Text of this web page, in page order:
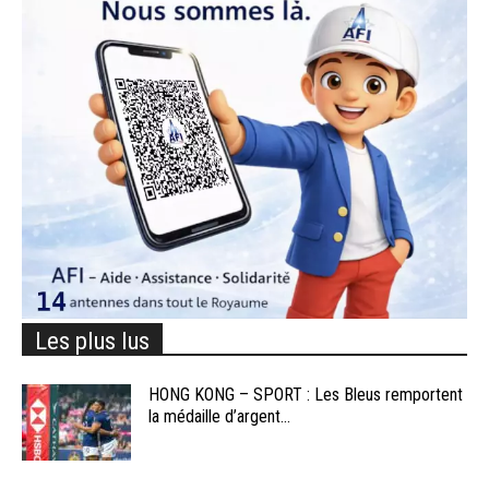
Les plus lus
HONG KONG – SPORT : Les Bleus remportent
la médaille d’argent...